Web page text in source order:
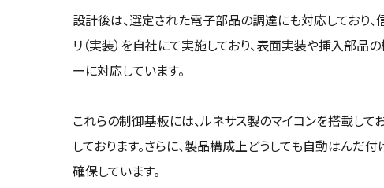
設計後は、選定された電子部品の調達にも対応しており
リ（実装）を自社にて実施しており、表面実装や挿入部
ーに対応しています。
これらの制御基板には、ルネサス製のマイコンを搭載し
しております。さらに、製品構成上どうしても自動はん
確保しています。